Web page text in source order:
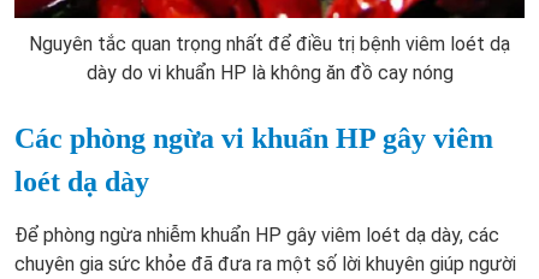
Nguyên tắc quan trọng nhất để điều trị bệnh viêm loét dạ
dày do vi khuẩn HP là không ăn đồ cay nóng
Các phòng ngừa vi khuẩn HP gây viêm
loét dạ dày
Để phòng ngừa nhiễm khuẩn HP gây viêm loét dạ dày, các
chuyên gia sức khỏe đã đưa ra một số lời khuyên giúp người